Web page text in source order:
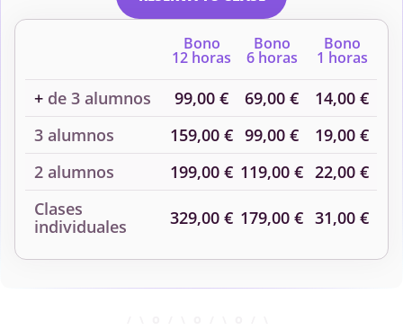
Administrativo
Informática Forense
Introducción al
Medicina Forense
Neuropsicología
Bono
12 horas
Bono
6 horas
Bono
1 horas
+ de 3 alumnos 99,00 € 69,00 €
14,00 €
3 alumnos
159,00 € 99,00 €
19,00 €
2 alumnos
199,00 € 119,00 € 22,00 €
Clases
individuales
329,00 € 179,00 € 31,00 €